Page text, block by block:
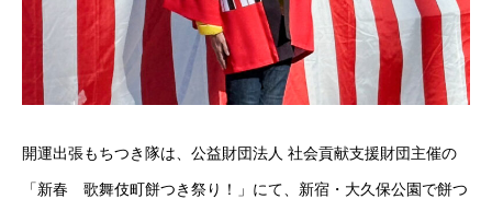
開運出張もちつき隊は、公益財団法人 社会貢献支援財団主催の
「新春 歌舞伎町餅つき祭り！」にて、新宿・大久保公園で餅つ